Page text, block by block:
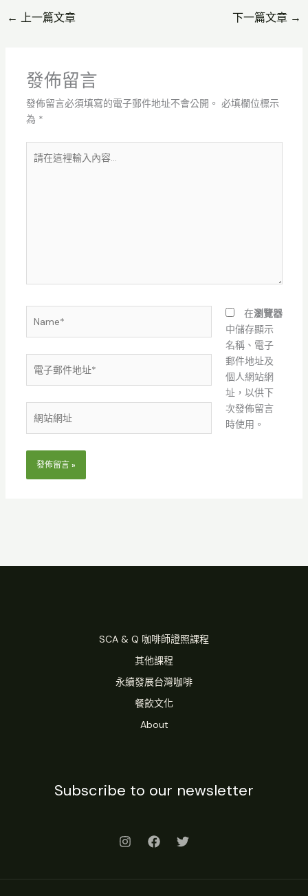
← 上一篇文章 下一篇文章 →
發佈留言
發佈留言必須填寫的電子郵件地址不會公開。 必填欄位標示
為 *
在
地
站
在瀏覽器
中儲存顯示
名稱、電子
郵件地址及
個人網站網
址，以供下
次發佈留言
時使用。
SCA & Q 咖啡師證照課程
其他課程
永續發展台灣咖啡
餐飲文化
About
Subscribe to our newsletter